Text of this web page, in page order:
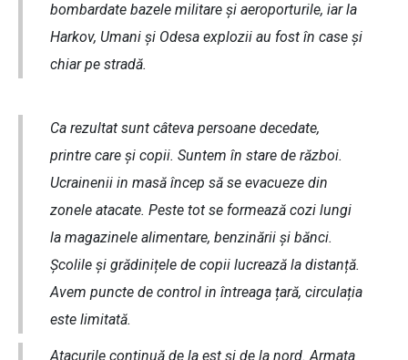
bombardate bazele militare și aeroporturile, iar la
Harkov, Umani și Odesa explozii au fost în case și
chiar pe stradă.
Ca rezultat sunt câteva persoane decedate,
printre care și copii. Suntem în stare de război.
Ucrainenii in masă încep să se evacueze din
zonele atacate. Peste tot se formează cozi lungi
la magazinele alimentare, benzinării și bănci.
Școlile și grădinițele de copii lucrează la distanță.
Avem puncte de control in întreaga țară, circulația
este limitată.
Atacurile continuă de la est și de la nord. Armata